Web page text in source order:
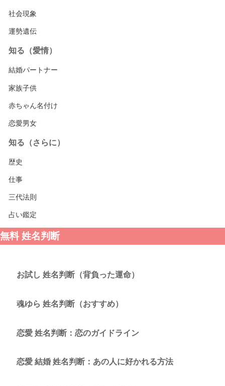
社会現象
運勢遺伝
知る（愛情）
結婚パートナー
家族子供
赤ちゃん名付け
恋愛男女
知る（さらに）
歴史
仕事
三代法則
占い鑑定
無料 姓名判断
お試し 姓名判断（背負った運命）
魂ゆら 姓名判断（おすすめ）
恋愛 姓名判断：恋のガイドライン
恋愛 結婚 姓名判断：あの人に好かれる方法